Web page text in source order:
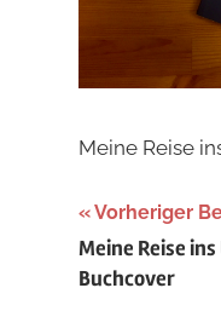
Meine Reise
Vorheriger
Meine Reise
Buchcover